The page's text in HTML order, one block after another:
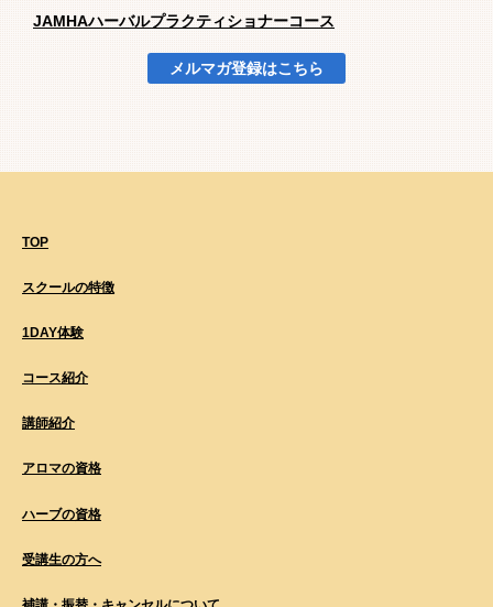
JAMHAハーバルプラクティショナーコース
メルマガ登録はこちら
TOP
スクールの特徴
1DAY体験
コース紹介
講師紹介
アロマの資格
ハーブの資格
受講生の方へ